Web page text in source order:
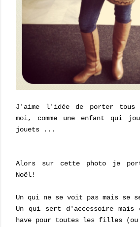
J'aime l'idée de porter tous
moi, comme une enfant qui
jouets ...
Alors sur cette photo je
Noël!
Un qui ne se voit pas mais se
Un qui sert d'accessoire mais
have pour toutes les filles (ou